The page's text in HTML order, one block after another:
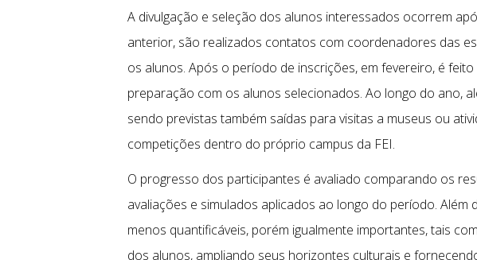
A divulgação e seleção dos alunos interessados ocorrem
anterior, são realizados contatos com coordenadores das
os alunos. Após o período de inscrições, em fevereiro, é
preparação com os alunos selecionados. Ao longo do ano,
sendo previstas também saídas para visitas a museus ou
competições dentro do próprio campus da FEI.
O progresso dos participantes é avaliado comparando os
avaliações e simulados aplicados ao longo do período.
menos quantificáveis, porém igualmente importantes, tais
dos alunos, ampliando seus horizontes culturais e